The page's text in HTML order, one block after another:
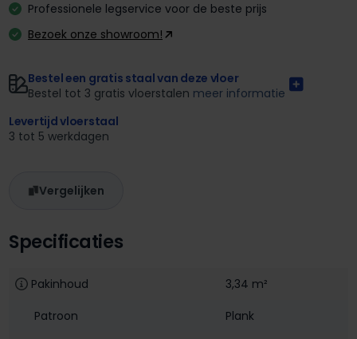
Specificaties
Pakinhoud
3,34 m²
Patroon
Plank
Professionele legservice voor de beste prijs
Bezoek onze showroom!
Bestel een gratis staal van deze vloer
Bestel tot 3 gratis vloerstalen meer informatie
Levertijd vloerstaal
3 tot 5 werkdagen
Vergelijken